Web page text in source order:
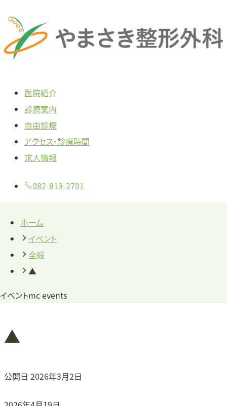
へ
医院紹介
診療案内
自由診療
アクセス・診療時間
求人情報
082-819-2701
イベントmc events
ホーム
イベント
全般
▲
▲
公開日 2026年3月2日